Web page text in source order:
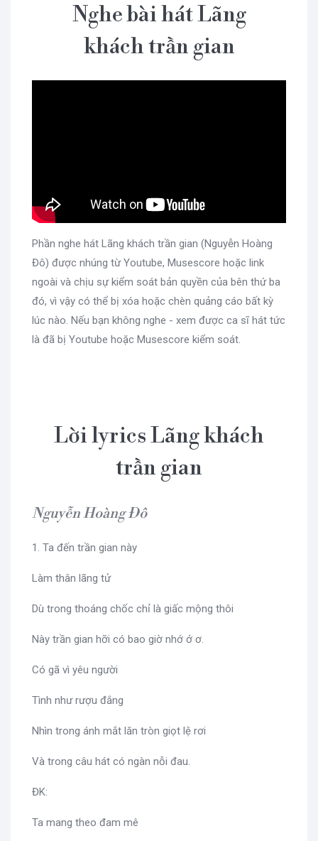
Nghe bài hát Lãng
khách trần gian
Phần nghe hát Lãng khách trần gian (Nguyễn Hoàng
Đô) được nhúng từ Youtube, Musescore hoặc link
ngoài và chịu sự kiểm soát bản quyền của bên thứ ba
đó, vì vậy có thể bị xóa hoặc chèn quảng cáo bất kỳ
lúc nào. Nếu bạn không nghe - xem được ca sĩ hát tức
là đã bị Youtube hoặc Musescore kiểm soát.
Lời lyrics Lãng khách
trần gian
Nguyễn Hoàng Đô
1. Ta đến trần gian này
Làm thân lãng tử
Dù trong thoáng chốc chỉ là giấc mộng thôi
Này trần gian hỡi có bao giờ nhớ ớ ơ.
Có gã vì yêu người
Tình như rượu đắng
Nhìn trong ánh mắt lăn tròn giọt lệ rơi
Và trong câu hát có ngàn nỗi đau.
ĐK:
Ta mang theo đam mê